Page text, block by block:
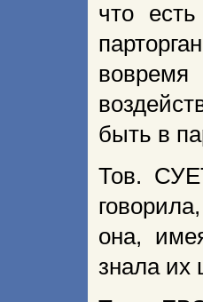
что
быть в
Тов.
она,
знала их